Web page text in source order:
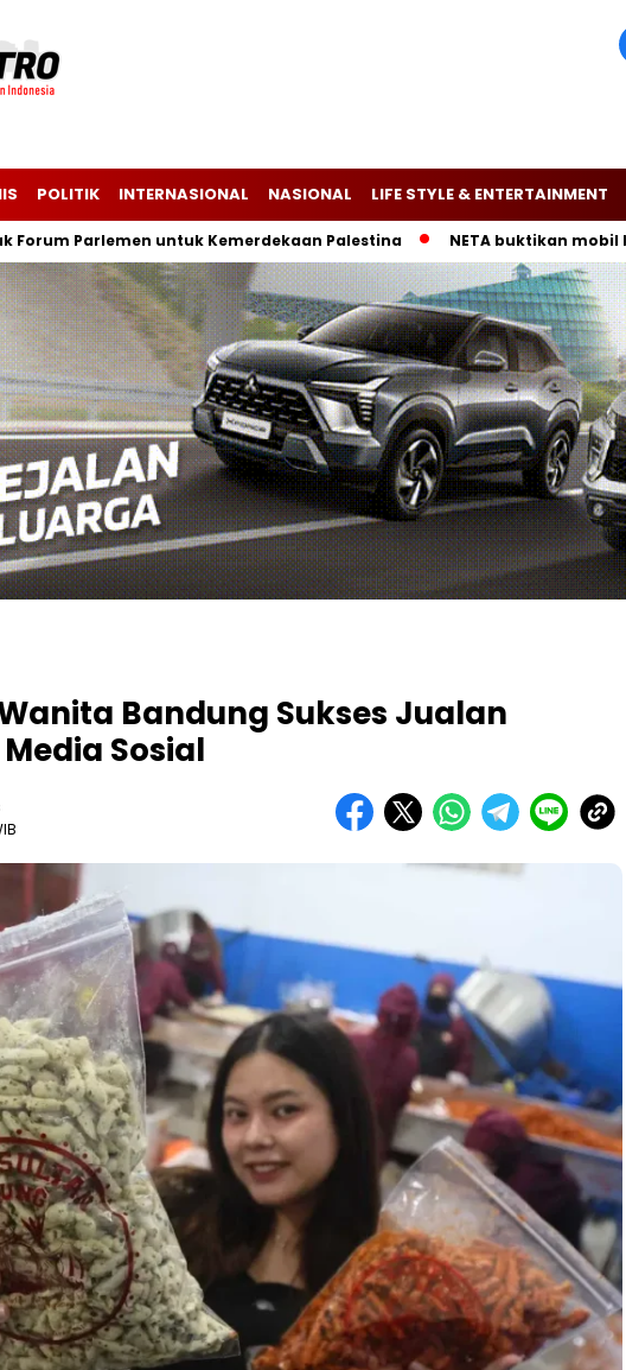
POLITIK INTERNASIONAL NASIONAL LIFE STYLE & ENTERTAINMENT
untuk Kemerdekaan Palestina NETA buktikan mobil listrik
Bandung Sukses Jualan
Sosial